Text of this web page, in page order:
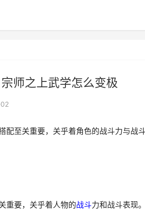
师之上武学怎么变极
配至关重要，关乎着角色的战斗力与战
重要，关乎着人物的战斗力和战斗表现。